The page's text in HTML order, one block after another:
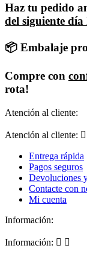
Haz tu pedido
del siguiente
📦 Embalaje
Compre con
rota!
Atención al cliente:
Atención al cliente: 
Entrega rápida
Pagos seguros
Devoluciones
Contacte con
Mi cuenta
Información:
Información:  